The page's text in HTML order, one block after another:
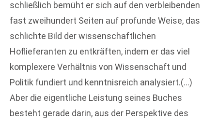
schließlich bemüht er sich auf den verbleibenden
fast zweihundert Seiten auf profunde Weise, das
schlichte Bild der wissenschaftlichen
Hoflieferanten zu entkräften, indem er das viel
komplexere Verhältnis von Wissenschaft und
Politik fundiert und kenntnisreich analysiert.(…)
Aber die eigentliche Leistung seines Buches
besteht gerade darin, aus der Perspektive des